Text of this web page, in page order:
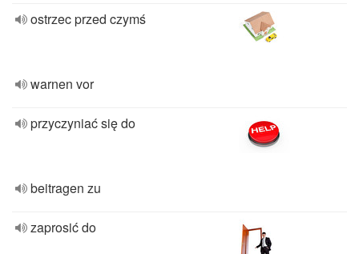
ostrzec przed czymś
warnen vor
przyczyniać się do
beitragen zu
zaprosić do